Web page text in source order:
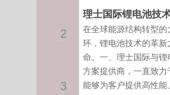
理士国际锂电池技
在全球能源结构转型
环，锂电池技术的革
命。一、理士国际与
方案提供商，一直致
能够为客户提供高性
2
3
理士48VGPS通
信锂电池
型号电压容量电量